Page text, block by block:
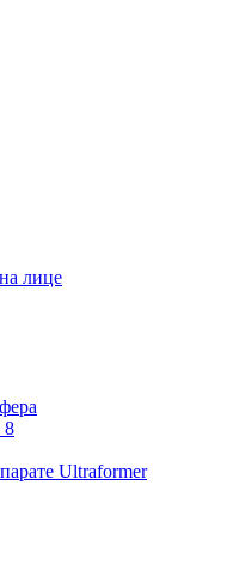
лице
8
Ultraformer